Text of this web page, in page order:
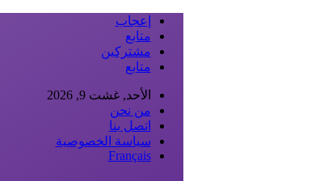
إعجاب
متابع
مشتركين
متابع
الأحد, غشت 9, 2026
من نحن
اتصل بنا
سياسة الخصوصية
Français